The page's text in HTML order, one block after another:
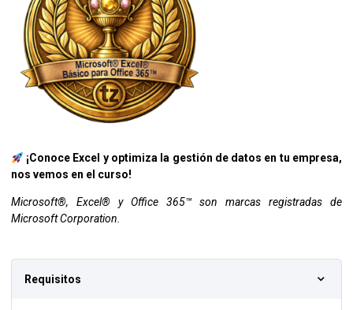
¡Conoce Excel y optimiza la gestión de datos en tu empresa,
nos vemos en el curso!
Microsoft®, Excel® y Office 365™ son marcas registradas de
Microsoft Corporation.
Requisitos